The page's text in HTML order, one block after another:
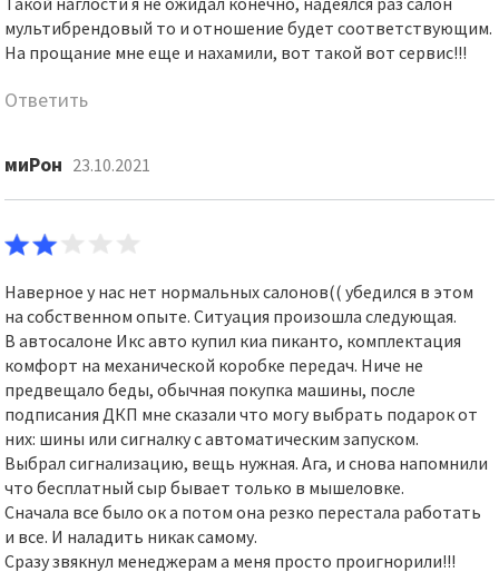
мультибрендовый то и отношение будет соответствующим.
На прощание мне еще и нахамили, вот такой вот сервис!!!
Ответить
миРон 23.10.2021
Наверное у нас нет нормальных салонов(( убедился в этом
на собственном опыте. Ситуация произошла следующая.
В автосалоне Икс авто купил киа пиканто, комплектация
комфорт на механической коробке передач. Ниче не
предвещало беды, обычная покупка машины, после
подписания ДКП мне сказали что могу выбрать подарок от
них: шины или сигналку с автоматическим запуском.
Выбрал сигнализацию, вещь нужная. Ага, и снова напомнили
что бесплатный сыр бывает только в мышеловке.
Сначала все было ок а потом она резко перестала работать
и все. И наладить никак самому.
Сразу звякнул менеджерам а меня просто проигнорили!!!